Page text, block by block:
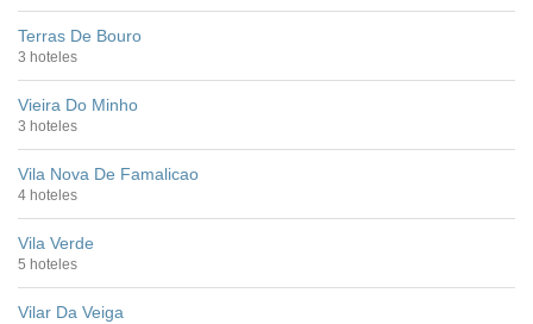
Terras De Bouro
3 hoteles
Vieira Do Minho
3 hoteles
Vila Nova De Famalicao
4 hoteles
Vila Verde
5 hoteles
Vilar Da Veiga